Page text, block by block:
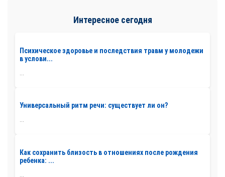
Интересное сегодня
Психическое здоровье и последствия травм у молодежи
в услови...
Универсальный ритм речи: существует ли он?
...
Как сохранить близость в отношениях после рождения
ребенка: ...